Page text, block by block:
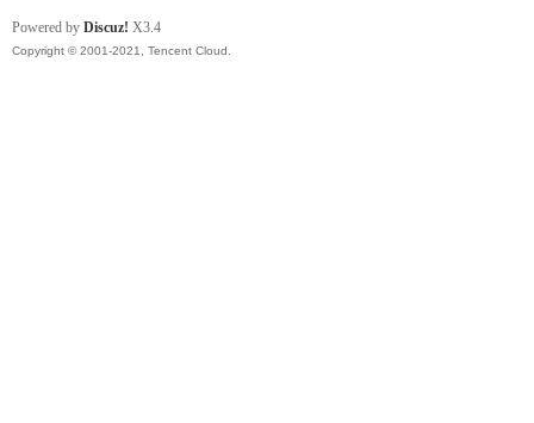
Powered by Discuz! X3.4
Copyright © 2001-2021, Tencent Cloud.